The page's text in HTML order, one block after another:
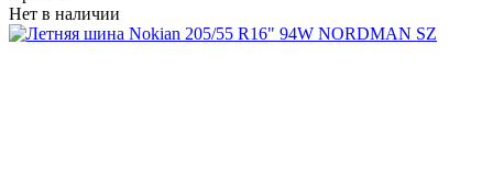
Нет в наличии